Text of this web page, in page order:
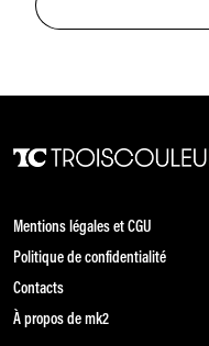
Mentions légales et CGU
Politique de confidentialité
Contacts
À propos de mk2